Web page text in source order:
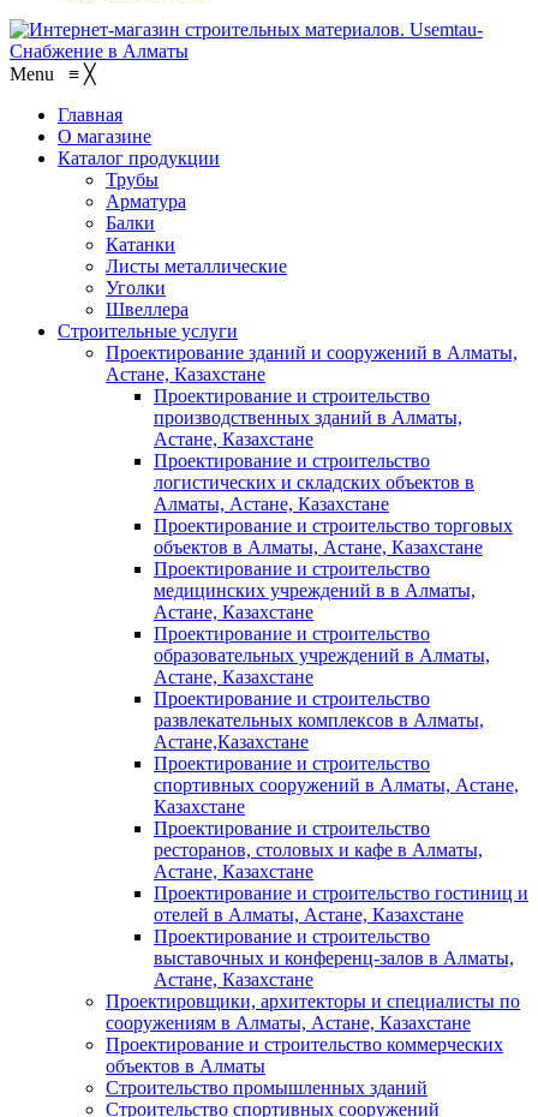
Menu ≡ ╳
Главная
О магазине
Каталог продукции
Трубы
Арматура
Балки
Катанки
Листы металлические
Уголки
Швеллера
Строительные услуги
Проектирование зданий и сооружений в Алматы,
Астане, Казахстане
Проектирование и строительство
производственных зданий в Алматы,
Астане, Казахстане
Проектирование и строительство
логистических и складских объектов в
Алматы, Астане, Казахстане
Проектирование и строительство торговых
объектов в Алматы, Астане, Казахстане
Проектирование и строительство
медицинских учреждений в в Алматы,
Астане, Казахстане
Проектирование и строительство
образовательных учреждений в Алматы,
Астане, Казахстане
Проектирование и строительство
развлекательных комплексов в Алматы,
Астане,Казахстане
Проектирование и строительство
спортивных сооружений в Алматы, Астане,
Казахстане
Проектирование и строительство
ресторанов, столовых и кафе в Алматы,
Астане, Казахстане
Проектирование и строительство гостиниц и
отелей в Алматы, Астане, Казахстане
Проектирование и строительство
выставочных и конференц-залов в Алматы,
Астане, Казахстане
Проектировщики, архитекторы и специалисты по
сооружениям в Алматы, Астане, Казахстане
Проектирование и строительство коммерческих
объектов в Алматы
Строительство промышленных зданий
Строительство спортивных сооружений